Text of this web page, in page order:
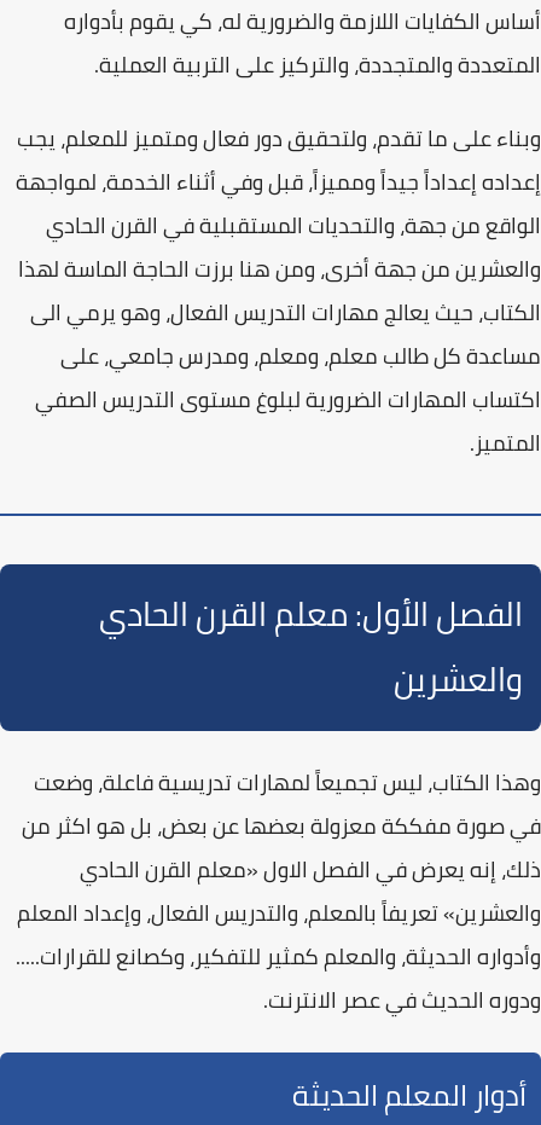
أساس الكفايات اللازمة والضرورية له، كي يقوم بأدواره
المتعددة والمتجددة، والتركيز على التربية العملية.
وبناء على ما تقدم، ولتحقيق دور فعال ومتميز للمعلم، يجب
إعداده إعداداً جيداً ومميزاً، قبل وفي أثناء الخدمة، لمواجهة
الواقع من جهة، والتحديات المستقبلية في القرن الحادي
والعشرين من جهة أخرى، ومن هنا برزت الحاجة الماسة لهذا
الكتاب، حيث يعالجمهارات التدريس الفعال، وهو يرمي الى
مساعدة كل طالب معلم، ومعلم، ومدرس جامعي، على
اكتساب المهارات الضرورية لبلوغ مستوى التدريس الصفي
المتميز.
الفصل الأول: معلم القرن الحادي
والعشرين
وهذا الكتاب، ليس تجميعاً لمهارات تدريسية فاعلة، وضعت
في صورة مفككة معزولة بعضها عن بعض، بل هو اكثر من
ذلك، إنه يعرض في الفصل الاول«معلم القرن الحادي
والعشرين»تعريفاً بالمعلم، والتدريس الفعال، وإعداد المعلم
وأدواره الحديثة، والمعلم كمثير للتفكير، وكصانع للقرارات.....
ودوره الحديث في عصر الانترنت.
أدوار المعلم الحديثة